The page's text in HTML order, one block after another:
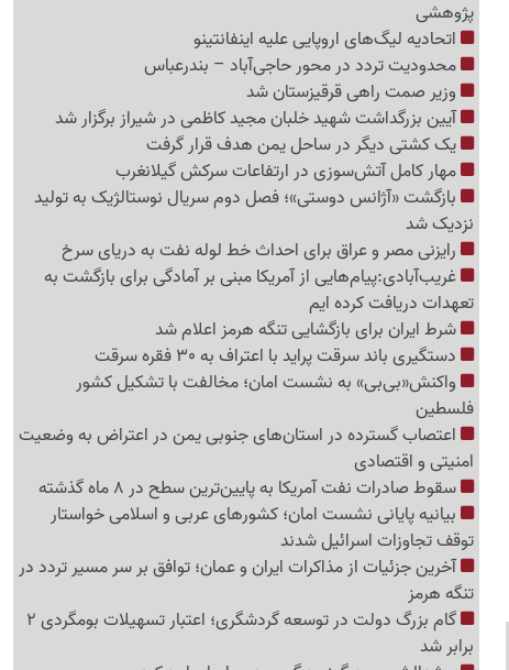
پژوهشی
اتحادیه لیگ‌های اروپایی علیه اینفانتینو
محدودیت تردد در محور حاجی‌آباد – بندرعباس
وزیر صمت راهی قرقیزستان شد
آیین بزرگداشت شهید خلبان مجید کاظمی در شیراز برگزار شد
یک کشتی دیگر در ساحل یمن هدف قرار گرفت
مهار کامل آتش‌سوزی در ارتفاعات سرکش گیلانغرب
بازگشت «آژانس دوستی»؛ فصل دوم سریال نوستالژیک به تولید
نزدیک شد
رایزنی مصر و عراق برای احداث خط لوله نفت به دریای سرخ
غریب‌آبادی:پیام‌هایی از آمریکا مبنی بر آمادگی برای بازگشت به
تعهدات دریافت کرده ایم
شرط ایران برای بازگشایی تنگه هرمز اعلام شد
دستگیری باند سرقت پراید با اعتراف به 30 فقره سرقت
واکنش«بی‌بی» به نشست امان؛ مخالفت با تشکیل کشور
فلسطین
اعتصاب گسترده در استان‌های جنوبی یمن در اعتراض به وضعیت
امنیتی و اقتصادی
سقوط صادرات نفت آمریکا به پایین‌ترین سطح در 8 ماه گذشته
بیانیه پایانی نشست امان؛ کشورهای عربی و اسلامی خواستار
توقف تجاوزات اسرائیل شدند
آخرین جزئیات از مذاکرات ایران و عمان؛ توافق بر سر مسیر تردد در
تنگه هرمز
گام بزرگ دولت در توسعه گردشگری؛ اعتبار تسهیلات بومگردی 2
برابر شد